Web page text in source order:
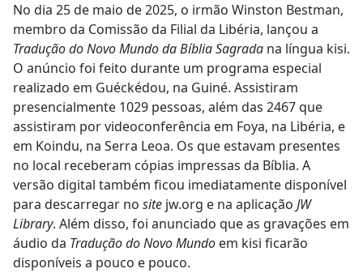
No dia 25 de maio de 2025, o irmão Winston Bestman,
membro da Comissão da Filial da Libéria, lançou a
Tradução do Novo Mundo da Bíblia Sagrada na língua kisi.
O anúncio foi feito durante um programa especial
realizado em Guéckédou, na Guiné. Assistiram
presencialmente 1029 pessoas, além das 2467 que
assistiram por videoconferência em Foya, na Libéria, e
em Koindu, na Serra Leoa. Os que estavam presentes
no local receberam cópias impressas da Bíblia. A
versão digital também ficou imediatamente disponível
para descarregar no site jw.org e na aplicação JW
Library. Além disso, foi anunciado que as gravações em
áudio da Tradução do Novo Mundo em kisi ficarão
disponíveis a pouco e pouco.